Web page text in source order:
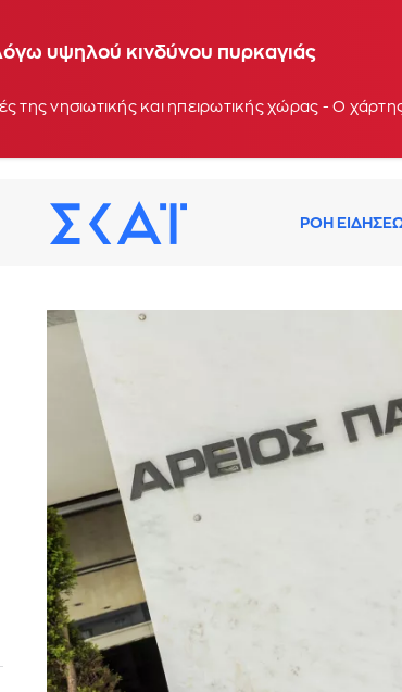
υψηλού κινδύνου πυρκαγιάς
της νησιωτικής και ηπειρωτικής χώρας - Ο
ΡΟΗ